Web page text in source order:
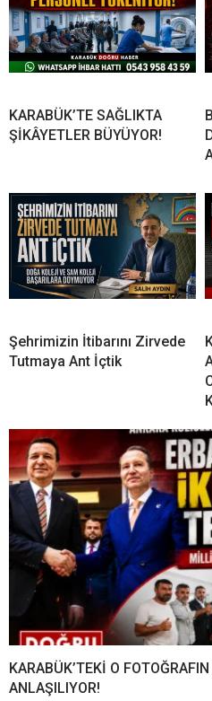
KARABÜK’TE SAĞLIKTA
ŞİKÂYETLER BÜYÜYOR!
Şehrimizin İtibarını Zirvede
Tutmaya Ant İçtik
KARABÜK’TEKİ O
ANLAŞILIYOR!